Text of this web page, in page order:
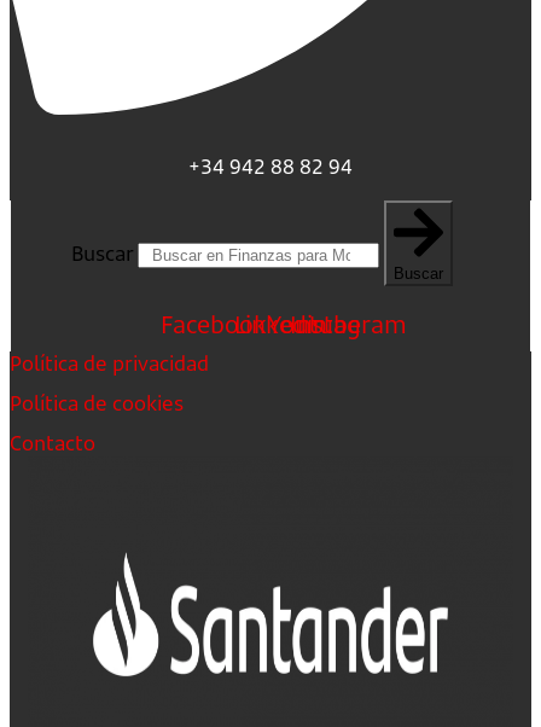
+34 942 88 82 94
Buscar
Buscar
FacebookLinkedin
Youtube
Instagram
Política de privacidad
Política de cookies
Contacto